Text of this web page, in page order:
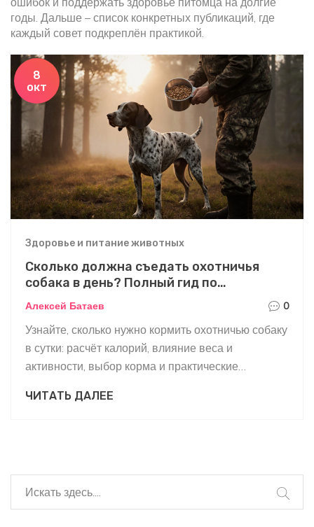
годы. Дальше – список конкретных публикаций, где
каждый совет подкреплён практикой.
8
окт
Здоровье и питание животных
Сколько должна съедать охотничья
собака в день? Полный гид по
кормлению
Алексей Батаев 0
Узнайте, сколько нужно кормить охотничью собаку
в сутки: расчёт калорий, влияние веса и
активности, выбор корма и практические
ЧИТАТЬ ДАЛЕЕ